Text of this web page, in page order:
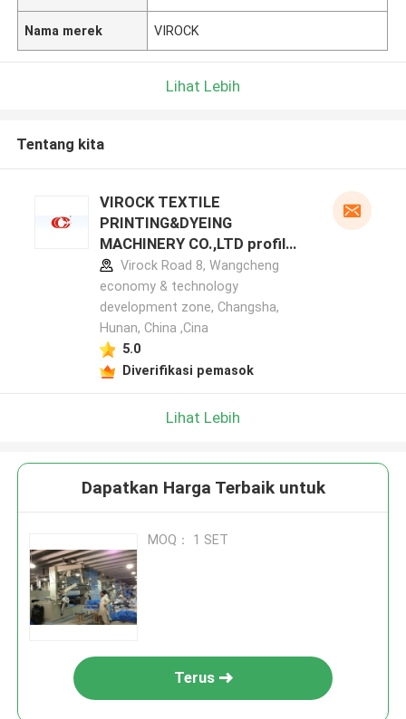
Nama merek VIROCK
Lihat Lebih
Tentang kita
VIROCK TEXTILE
PRINTING&DYEING
MACHINERY CO.,LTD profil
pabrikan
Virock Road 8, Wangcheng
economy & technology
development zone, Changsha,
Hunan, China ,Cina
5.0
Diverifikasi pemasok
Lihat Lebih
Dapatkan Harga Terbaik untuk
MOQ： 1 SET
Terus